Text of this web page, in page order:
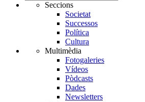
Seccions
Societat
Successos
Política
Cultura
Multimèdia
Fotogaleries
Vídeos
Pòdcasts
Dades
Newsletters